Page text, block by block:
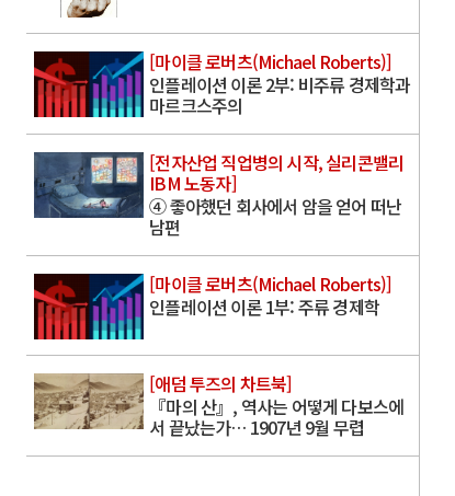
[마이클 로버츠(Michael Roberts)]
인플레이션 이론 2부: 비주류 경제학과
마르크스주의
[전자산업 직업병의 시작, 실리콘밸리
IBM 노동자]
④ 좋아했던 회사에서 암을 얻어 떠난
남편
[마이클 로버츠(Michael Roberts)]
인플레이션 이론 1부: 주류 경제학
[애덤 투즈의 차트북]
『마의 산』, 역사는 어떻게 다보스에
서 끝났는가… 1907년 9월 무렵